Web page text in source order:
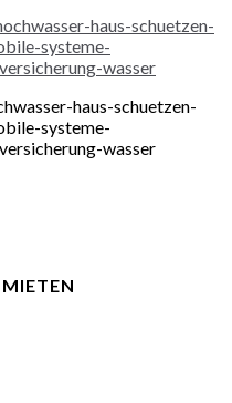
haus-schuetzen-
systeme-
wasser